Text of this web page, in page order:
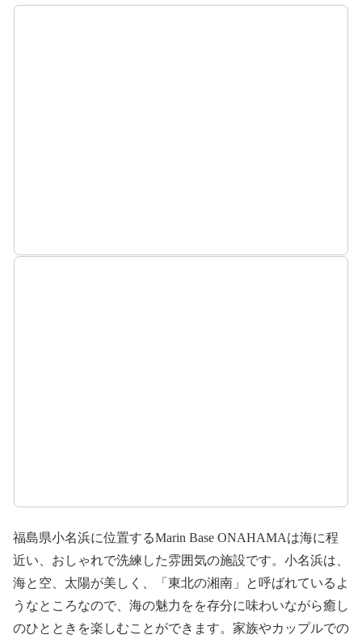
福島県小名浜に位置するMarin Base ONAHAMAは海に程
近い、おしゃれで洗練した雰囲気の施設です。小名浜は、
海と空、太陽が美しく、「東北の湘南」と呼ばれているよ
うなところなので、海の魅力をを存分に味わいながら癒し
のひとときを楽しむことができます。家族やカップルでの